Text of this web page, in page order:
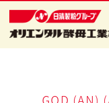
企業情報